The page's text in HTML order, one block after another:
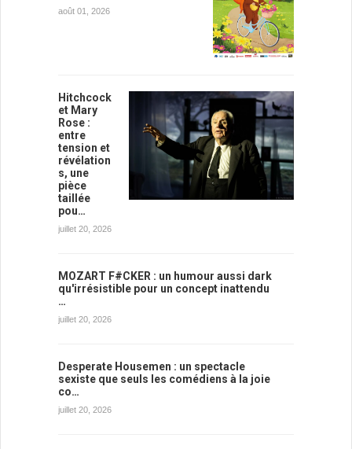
août 01, 2026
Hitchcock
et Mary
Rose :
entre
tension et
révélation
s, une
pièce
taillée
pou…
juillet 20, 2026
MOZART F#CKER : un humour aussi dark
qu'irrésistible pour un concept inattendu
…
juillet 20, 2026
Desperate Housemen : un spectacle
sexiste que seuls les comédiens à la joie
co…
juillet 20, 2026